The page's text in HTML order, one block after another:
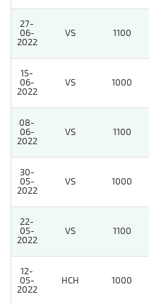
27-
06-
2022
VS 1100
15-
06-
2022
VS 1000
08-
06-
2022
VS 1100
30-
05-
2022
VS 1000
22-
05-
2022
VS 1100
12-
05-
2022
HCH 1000